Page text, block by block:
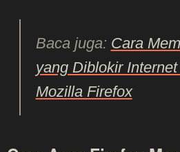
Baca juga: Cara
yang Diblokir
Mozilla Firefox